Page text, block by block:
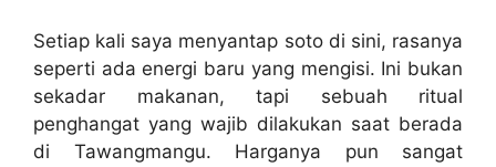
Setiap kali saya menyantap soto di sini, rasanya
seperti ada energi baru yang mengisi. Ini bukan
sekadar makanan, tapi sebuah ritual
penghangat yang wajib dilakukan saat berada
di Tawangmangu. Harganya pun sangat